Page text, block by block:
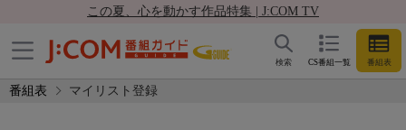
この夏、心を動かす作品特集 | J:COM TV
CS番組一覧 番組表
検索
番組表 マイリスト登録